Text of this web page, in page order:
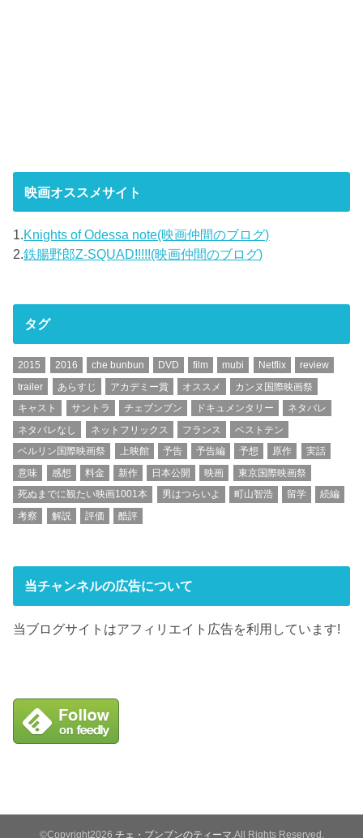
映画オススメサイト
1.Knights of Odessa note(映画仲間のブログ)
2.鉄腸野郎Z-SQUAD!!!!!(映画仲間のブログ)
タグ
2015 2016 che bunbun DVD film mubi Netflix
review
trailer
あらすじ アカデミー賞 オススメ
カンヌ国際映画祭
キャスト
サントラ チェブンブン ドキュメンタリー
ネタバレ
ネタバレなし
ネットフリックス フランス
ベストテン
ベルリン国際映画祭
上映館 予告 予告編 予想 原作
実話
意味
感想 料金 新作 日本公開 映画
東京国際映画祭
死ぬまでに観たい映画1001本
男はつらいよ 町山智浩 留学
続編
考察
解説 評価 酷評
当チャンネルの広告について
当ブログサイトはアフィリエイト広告を利用しています!
©Copyright2026 チェ・ブンブンのティーマ .All Rights Reserved.